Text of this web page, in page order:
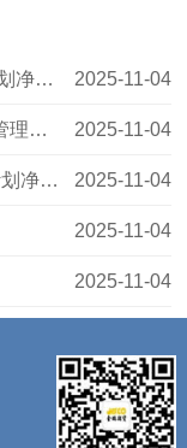
2025-11-04
表 2025-11-04
2025-11-04
2025-11-04
2025-11-04